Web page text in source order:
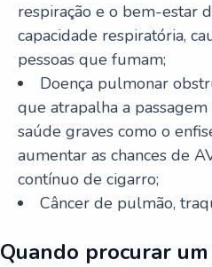
respiração e o bem-estar
capacidade respiratória,
pessoas que fumam;
Doença pulmonar
que atrapalha a
saúde graves como o
aumentar as chances de
contínuo de cigarro;
Câncer de pulmão,
Quando procurar